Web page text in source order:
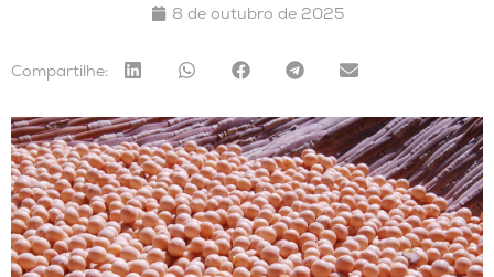
8 de outubro de 2025
Compartilhe: